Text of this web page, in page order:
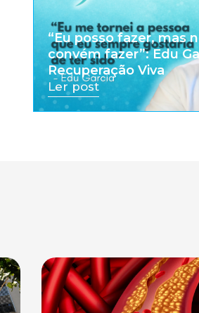
“Eu posso fazer, mas
convém fazer”: Edu
Recuperação Viva
Ler post